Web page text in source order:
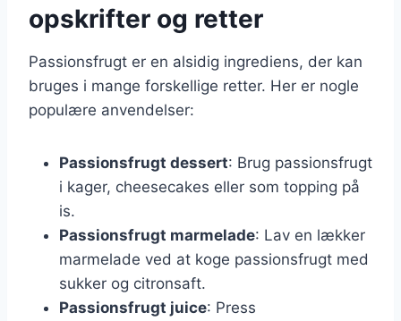
opskrifter og retter
Passionsfrugt er en alsidig ingrediens, der kan
bruges i mange forskellige retter. Her er nogle
populære anvendelser:
Passionsfrugt dessert: Brug passionsfrugt
i kager, cheesecakes eller som topping på
is.
Passionsfrugt marmelade: Lav en lækker
marmelade ved at koge passionsfrugt med
sukker og citronsaft.
Passionsfrugt juice: Press